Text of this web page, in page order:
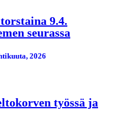
9.4.
seurassa
2026
työssä ja